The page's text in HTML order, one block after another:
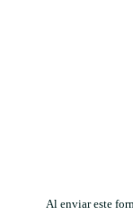
Al enviar este